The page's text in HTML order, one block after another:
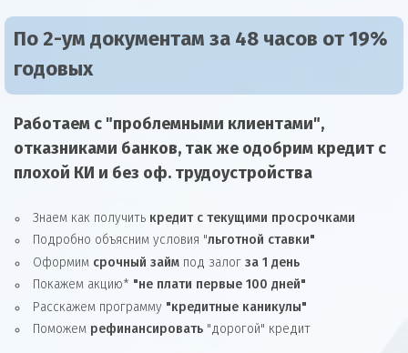
По 2-ум документам за 48 часов от 19%
годовых
Работаем с "проблемными клиентами",
отказниками банков, так же одобрим кредит с
плохой КИ и без оф. трудоустройства
Знаем как получить кредит с текущими просрочками
Подробно объясним условия "льготной ставки"
Оформим срочный займ под залог за 1 день
Покажем акцию* "не плати первые 100 дней"
Расскажем программу "кредитные каникулы"
Поможем рефинансировать "дорогой" кредит